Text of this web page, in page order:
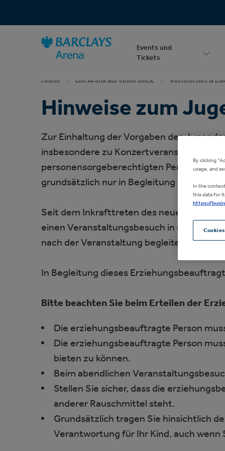
Barrierefreiheit
Events und
Tickets
Home Die Arena auf einen Blick Rechtliches &
Hinweise zum
Zur Einhaltung der Vorgaben des
insbesondere zu
personensorgeberechtigten Person in
grundsätzlich nur in Begleitung eines
Seit dem Inkrafttreten des neuen
einen Veranstaltungsbesuch in der
nach der Veranstaltung begleitet und
In Begleitung dieses
Bitte beachten Sie beim Erteilen der
Die erziehungsbeauftragte Person
Die erziehungsbeauftragte Person
bieten zu können.
Beim abendlichen
Stellen Sie sicher, dass die
anderer Rauschmittel steht.
Grundsätzlich tragen Sie hinsichtlich
Verantwortung für Ihr Kind, auch
By clicking
usage, and
In the
this data for
https://